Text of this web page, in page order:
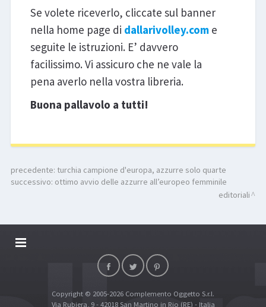
Se volete riceverlo, cliccate sul banner
nella home page di dallarivolley.com e
seguite le istruzioni. E’ davvero
facilissimo. Vi assicuro che ne vale la
pena averlo nella vostra libreria.
Buona pallavolo a tutti!
precedente: turchia campione d'europa, azzurre solo quarte
successivo: ottimo avvio delle azzurre all’europeo femminile
editoriali
DALLARIVOLLEY SOSTIENE
TOP RICERCHECopyright © 2005-2026 Complemento Oggetto S.r.l.
Via Rubiera, 9 - 42018 San Martino in Rio (RE) - Italia